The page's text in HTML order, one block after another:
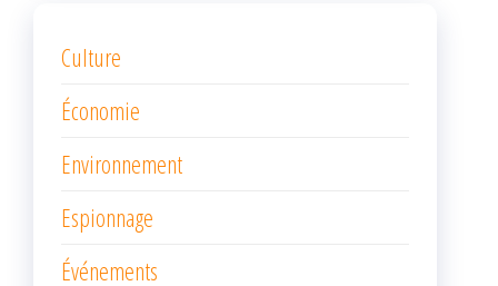
Culture
Économie
Environnement
Espionnage
Événements